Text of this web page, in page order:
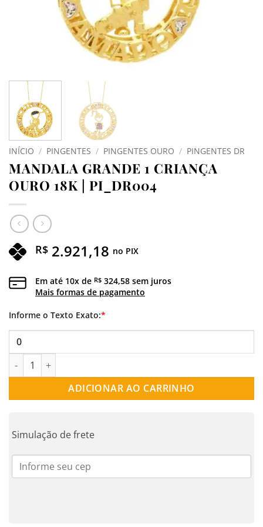
INÍCIO / PINGENTES / PINGENTES OURO / PINGENTES DR
MANDALA GRANDE 1 CRIANÇA
OURO 18K | PI_DR004
R$ 2.921,18 no PIX
Em até 10x de R$ 324,58 sem juros
Mais formas de pagamento
*
Informe o Texto Exato:
MANDALA GRANDE 1 CRIANÇA OURO 18K | PI_DR004
ADICIONAR AO CARRINHO
Simulação de frete